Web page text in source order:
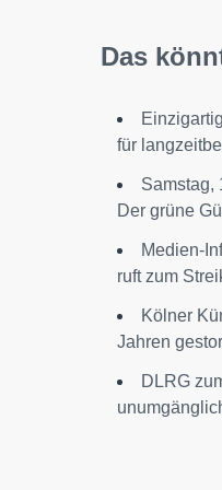
Das
für
Samstag,
Der grüne
Medien-
ruft zum
Kölner
Jahren
DLRG